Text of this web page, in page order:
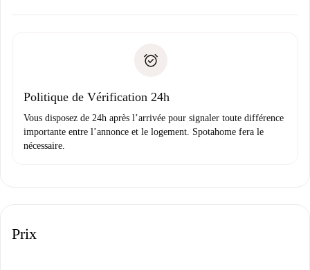
Justificatif de solvabilité
uniquement si aucun problème n'est signalé.
Politique de Vérification 24h
Vous disposez de 24h après l’arrivée pour signaler toute différence
importante entre l’annonce et le logement. Spotahome fera le
nécessaire.
Prix